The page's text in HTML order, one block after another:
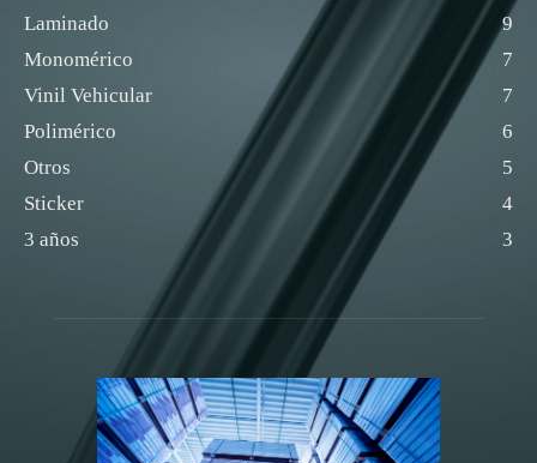
Laminado
9
Monomérico
7
Vinil Vehicular
7
Polimérico
6
Otros
5
Sticker
4
3 años
3